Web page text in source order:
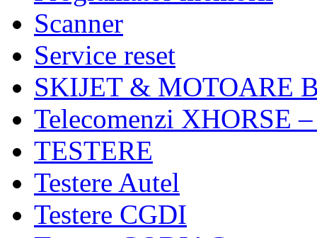
Scanner
Service reset
SKIJET & MOTOARE
Telecomenzi XHORSE
TESTERE
Testere Autel
Testere CGDI